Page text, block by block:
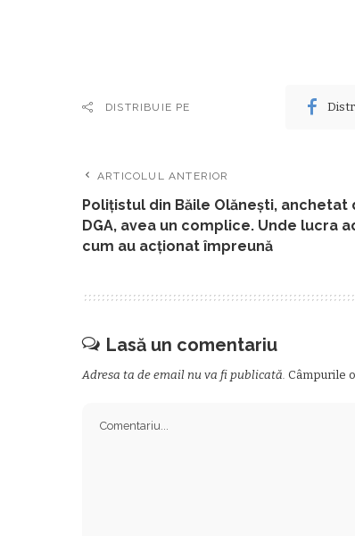
DISTRIBUIE PE
ARTICOLUL ANTERIOR
Polițistul din Băile Olănești, anchetat
DGA, avea un complice. Unde lucra
cum au acţionat împreună
Lasă un comentariu
Adresa ta de email nu va fi publicată. Câmpurile